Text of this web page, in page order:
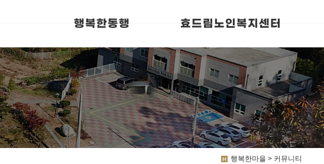
행복한동행 효드림노인복지센터
행복한마을 > 커뮤니티